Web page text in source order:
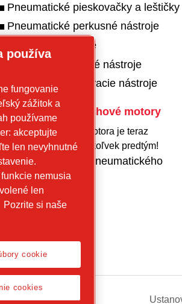
Pneumatické pieskovačky a leštičky
Pneumatické perkusné nástroje
Špeciálne nástroje
Pneumatické rezné nástroje
Pneumatické nitovacie nástroje
Riešenia pre vzduchové motory
vzduchového motora je teraz
ako kedykoľvek predtým!
Nástroj na výber pneumatického
motora​
Naše modely
používa
fungovanie
zážitok a
používame
akceptujte
len nevyhnutné
nemusia
len
Pozrite si naše
cookie
cookies